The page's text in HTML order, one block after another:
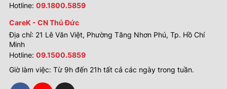
Hotline: 09.1800.5859
CareK - CN Thủ Đức
Địa chỉ: 21 Lê Văn Việt, Phường Tăng Nhơn Phú, Tp. Hồ Chí
Minh
Hotline: 09.1500.5859
Giờ làm việc: Từ 9h đến 21h tất cả các ngày trong tuần.